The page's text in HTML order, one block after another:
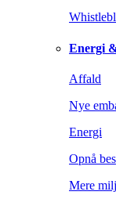
Energi
Affald
Nye
Energi
Opnå
Mere